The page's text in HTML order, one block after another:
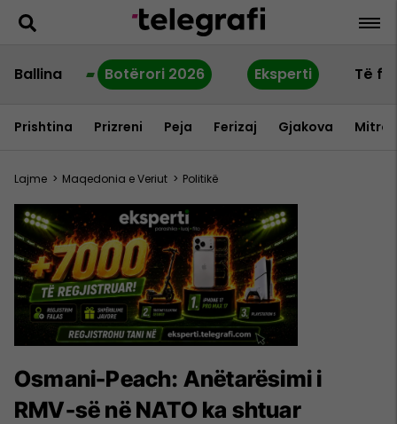
Ballina Botërori 2026 Eksperti Të
Prishtina Prizreni Peja Ferizaj Gjakova
Lajme > Maqedonia e Veriut > Politikë
Osmani-Peach: Anëtarësimi i
RMV-së në NATO ka shtuar